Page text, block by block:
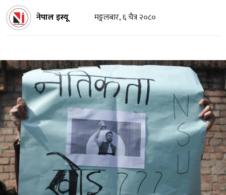
नेपाल इस्यू मङ्गलबार, ६ चैत्र २०८०